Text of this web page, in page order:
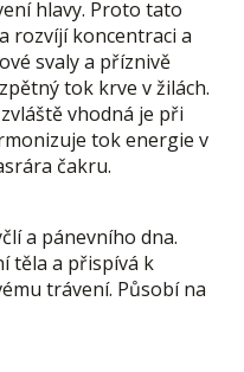
hlavy. Proto tato
rozvíjí koncentraci a
svaly a příznivě
tok krve v žilách.
vhodná je při
tok energie v
čakru.
a pánevního dna.
těla a přispívá k
trávení. Působí na